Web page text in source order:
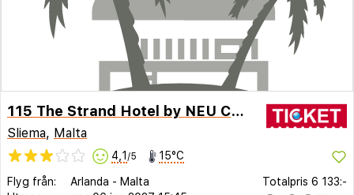
115 The Strand Hotel by NEU Collective
Sliema, Malta
4,1 /5 15°C
Flyg från: Arlanda - Malta
Totalpris 6 133:-